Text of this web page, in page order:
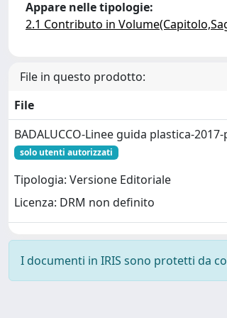
Appare nelle tipologie:
2.1 Contributo in
File in questo prodotto:
File
BADALUCCO-Linee guida plastica-
solo utenti autorizzati
Tipologia: Versione Editoriale
Licenza: DRM non definito
I documenti in IRIS sono protetti da